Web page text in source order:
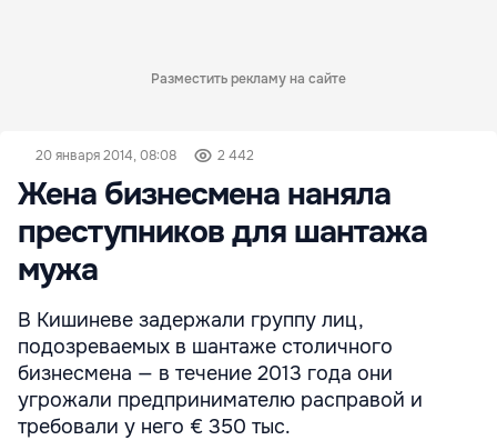
Разместить рекламу на сайте
20 января 2014, 08:08 2 442
Жена бизнесмена наняла
преступников для шантажа
мужа
В Кишиневе задержали группу лиц,
подозреваемых в шантаже столичного
бизнесмена — в течение 2013 года они
угрожали предпринимателю расправой и
требовали у него € 350 тыс.